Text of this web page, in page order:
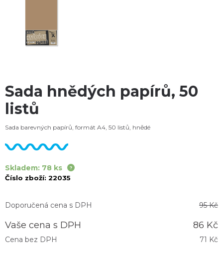
Sada hnědých papírů, 50
listů
Sada barevných papírů, formát A4, 50 listů, hnědé
Skladem: 78 ks
Číslo zboží: 22035
Doporučená cena s DPH 95 Kč
Vaše cena s DPH 86 Kč
Cena bez DPH 71 Kč